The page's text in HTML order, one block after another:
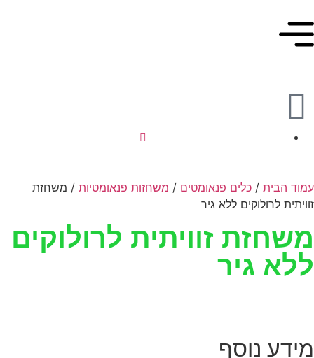
עמוד הבית / כלים פנאומטים / משחזות פנאומטיות / משחזת
זוויתית לרולוקים ללא גיר
משחזת זוויתית לרולוקים
ללא גיר
מידע נוסף